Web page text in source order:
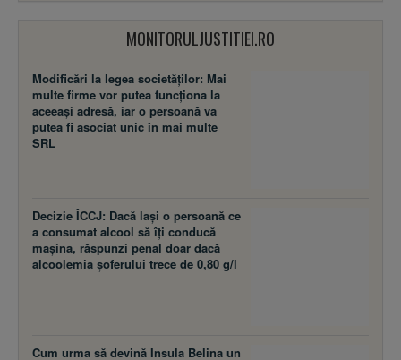
MONITORULJUSTITIEI.RO
Modificări la legea societăţilor: Mai
multe firme vor putea funcţiona la
aceeaşi adresă, iar o persoană va
putea fi asociat unic în mai multe
SRL
Decizie ÎCCJ: Dacă laşi o persoană ce
a consumat alcool să îţi conducă
maşina, răspunzi penal doar dacă
alcoolemia şoferului trece de 0,80 g/l
Cum urma să devină Insula Belina un